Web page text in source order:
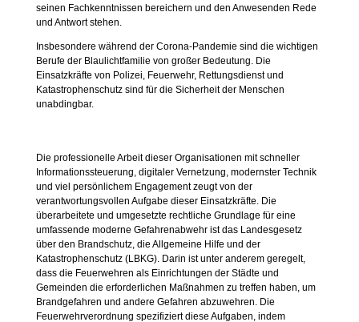
seinen Fachkenntnissen bereichern und den Anwesenden Rede
und Antwort stehen.
Insbesondere während der Corona-Pandemie sind die wichtigen
Berufe der Blaulichtfamilie von großer Bedeutung. Die
Einsatzkräfte von Polizei, Feuerwehr, Rettungsdienst und
Katastrophenschutz sind für die Sicherheit der Menschen
unabdingbar.
Die professionelle Arbeit dieser Organisationen mit schneller
Informationssteuerung, digitaler Vernetzung, modernster Technik
und viel persönlichem Engagement zeugt von der
verantwortungsvollen Aufgabe dieser Einsatzkräfte. Die
überarbeitete und umgesetzte rechtliche Grundlage für eine
umfassende moderne Gefahrenabwehr ist das Landesgesetz
über den Brandschutz, die Allgemeine Hilfe und der
Katastrophenschutz (LBKG). Darin ist unter anderem geregelt,
dass die Feuerwehren als Einrichtungen der Städte und
Gemeinden die erforderlichen Maßnahmen zu treffen haben, um
Brandgefahren und andere Gefahren abzuwehren. Die
Feuerwehrverordnung spezifiziert diese Aufgaben, indem